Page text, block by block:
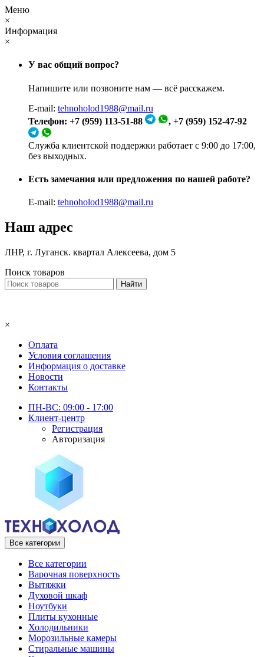
Меню
×
Информация
×
У вас общий вопрос?
Напишите или позвоните нам — всё расскажем.
E-mail: tehnoholod1988@mail.ru
Телефон: +7 (959) 113-51-88
, +7 (959) 152-47-92
Служба клиентской поддержки работает с 9:00 до 17:00,
без выходных.
Есть замечания или предложения по нашей работе?
E-mail: tehnoholod1988@mail.ru
Наш адрес
ЛНР, г. Луганск. квартал Алексеева, дом 5
Поиск товаров
×
Оплата
Условия соглашения
Информация о доставке
Новости
Контакты
ПН-ВС: 09:00 - 17:00
Клиент-центр
Регистрация
Авторизация
Все категории
Все категории
Варочная поверхность
Вытяжки
Духовой шкаф
Ноутбуки
Плиты кухонные
Холодильники
Морозильные камеры
Стиральные машины